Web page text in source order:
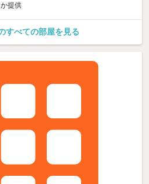
提供
すべての部屋を見る